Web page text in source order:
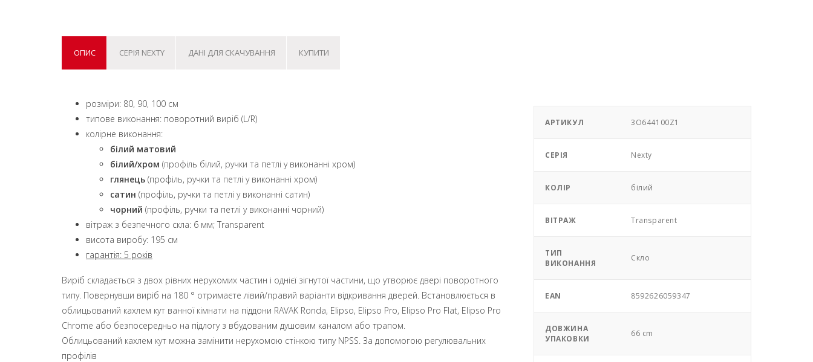
ОПИС СЕРІЯ NEXTY ДАНІ ДЛЯ СКАЧУВАННЯ КУПИТИ
розміри: 80, 90, 100 см
типове виконання: поворотний виріб (L/R)
колірне виконання:
білий матовий
білий/хром (профіль білий, ручки та петлі у виконанні хром)
глянець (профіль, ручки та петлі у виконанні хром)
сатин (профіль, ручки та петлі у виконанні сатин)
чорний (профіль, ручки та петлі у виконанні чорний)
вітраж з безпечного скла: 6 мм; Transparent
висота виробу: 195 см
гарантія: 5 років
Виріб складається з двох рівних нерухомих частин і однієї зігнутої частини, що утворює двері поворотного
типу. Повернувши виріб на 180 ° отримаєте лівий/правий варіанти відкривання дверей. Встановлюється в
облицьований кахлем кут ванної кімнати на піддони RAVAK Ronda, Elipso, Elipso Pro, Elipso Pro Flat, Elipso Pro
Chrome або безпосередньо на підлогу з вбудованим душовим каналом або трапом.
Облицьований кахлем кут можна замінити нерухомою стінкою типу NPSS. За допомогою регулювальних
профілів
АРТИКУЛ 3O644100Z1
СЕРІЯ Nexty
КОЛІР білий
ВІТРАЖ Transparent
ТИП
ВИКОНАННЯ
Скло
EAN 8592626059347
ДОВЖИНА
УПАКОВКИ
66 cm